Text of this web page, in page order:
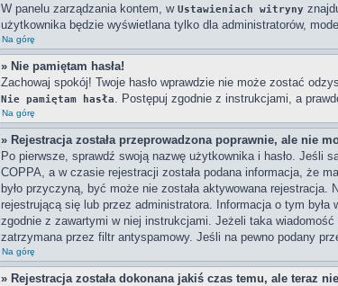
W panelu zarządzania kontem, w Ustawieniach witryny
użytkownika będzie wyświetlana tylko dla administratorów,
Na górę
» Nie pamiętam hasła!
Zachowaj spokój! Twoje hasło wprawdzie nie może zostać
Nie pamiętam hasła. Postępuj zgodnie z instrukcjami, a
Na górę
» Rejestracja została przeprowadzona poprawnie, ale nie
Po pierwsze, sprawdź swoją nazwę użytkownika i hasło. Jeśli
COPPA, a w czasie rejestracji została podana informacja, że
było przyczyną, być może nie została aktywowana
rejestrującą się lub przez administratora. Informacja o tym
zgodnie z zawartymi w niej instrukcjami. Jeżeli taka wiadomość
zatrzymana przez filtr antyspamowy. Jeśli na pewno podany
Na górę
» Rejestracja została dokonana jakiś czas temu, ale teraz